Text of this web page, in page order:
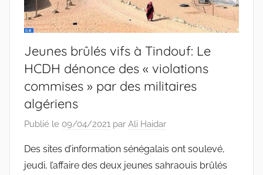
Jeunes brûlés vifs à Tindouf: Le
HCDH dénonce des « violations
commises » par des militaires
algériens
Publié le 09/04/2021 par Ali Haidar
Des sites d’information sénégalais ont soulevé,
jeudi, l’affaire des deux jeunes sahraouis brûlés